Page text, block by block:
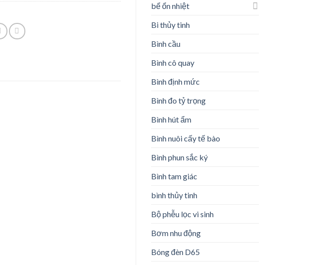
bể ổn nhiệt
Bi thủy tinh
Bình cầu
Bình cô quay
Bình định mức
Bình đo tỷ trọng
Bình hút ẩm
Bình nuôi cấy tế bào
Bình phun sắc ký
Bình tam giác
bình thủy tinh
Bộ phễu lọc vi sinh
Bơm nhu động
Bóng đèn D65